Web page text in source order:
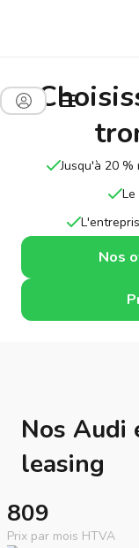
Jusqu'à 20
Le
Nos
Nos Audi
leasing
809
Prix par mois HTVA